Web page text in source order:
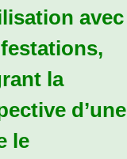
avec
la
d’une
le